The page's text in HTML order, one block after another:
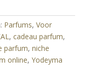
Parfums, Voor
, cadeau parfum,
parfum, niche
online, Yodeyma